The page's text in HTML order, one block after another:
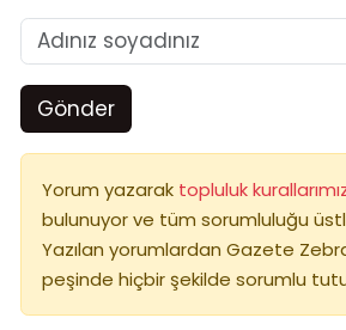
Gönder
Yorum yazarak topluluk
bulunuyor ve tüm sorumluluğu
Yazılan yorumlardan Gazete
peşinde hiçbir şekilde sorumlu